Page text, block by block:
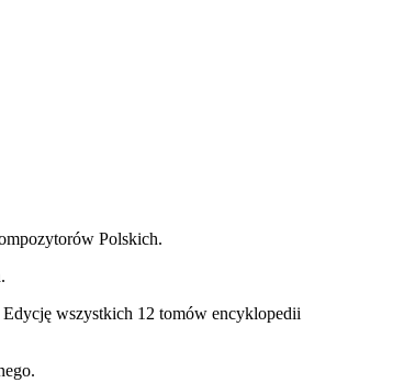
Polskich.
Edycję wszystkich 12 tomów encyklopedii